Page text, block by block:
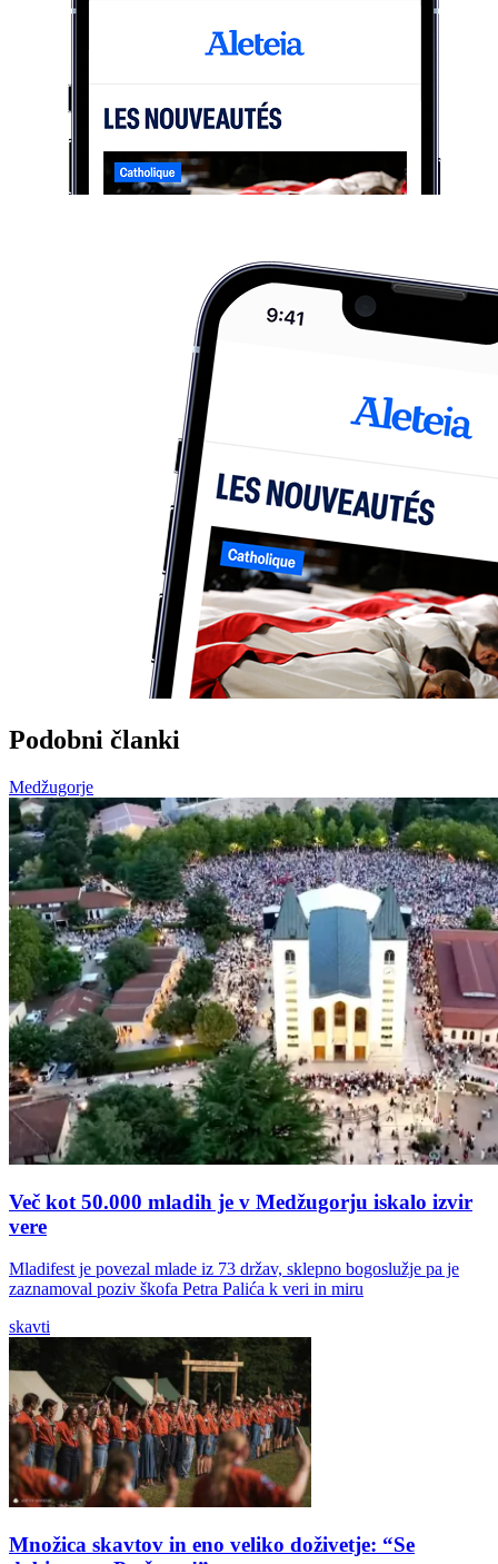
Podobni članki
Medžugorje
Več kot 50.000 mladih je v Medžugorju iskalo izvir
vere
Mladifest je povezal mlade iz 73 držav, sklepno bogoslužje pa je
zaznamoval poziv škofa Petra Palića k veri in miru
skavti
Množica skavtov in eno veliko doživetje: “Se